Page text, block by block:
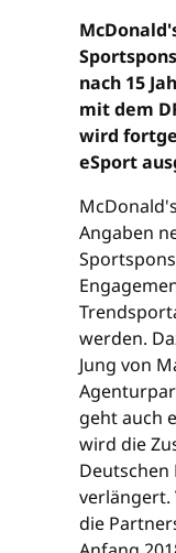
nach 15
mit dem
wird
eSport
Angaben
werden.
Jung von
geht auch
wird die
Deutschen
verlängert.
die